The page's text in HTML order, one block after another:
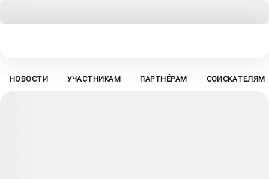
НОВОСТИ УЧАСТНИКАМ ПАРТНЁРАМ СОИСКАТЕЛЯМ